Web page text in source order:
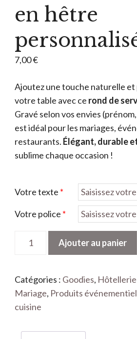
en hêtre
7,00€
Ajoutez une touche naturelle et
votre table avec ce rond de
Gravé selon vos envies
est idéal pour les mariages,
restaurants. Élégant, durable
sublime chaque occasion !
Votre texte *
Votre police *
quantité
de
serviette
en
personnalisé
Ajouter au panier
Catégories : Goodies,
Mariage, Produits
cuisine